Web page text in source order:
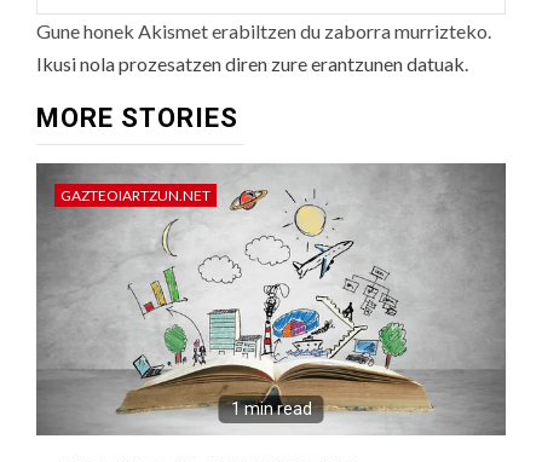
Gune honek Akismet erabiltzen du zaborra murrizteko.
Ikusi nola prozesatzen diren zure erantzunen datuak.
MORE STORIES
GAZTEOIARTZUN.NET
1 min read